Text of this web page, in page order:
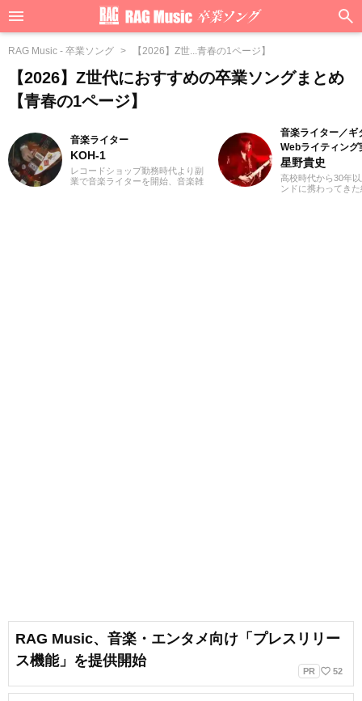
RAG Music - 卒業ソング 【2026】Z世...青春の1ページ】
【2026】Z世代におすすめの卒業ソングまとめ
【青春の1ページ】
音楽ライター
KOH-1
レコードショップ勤務時代より副
業で音楽ライターを開始、音楽雑
音楽ライター／ギ
Webライティング
星野貴史
高校時代から30年
ンドに携わってき
RAG Music、音楽・エンタメ向け「プレスリリー
ス機能」を提供開始
PR favorite_border 52